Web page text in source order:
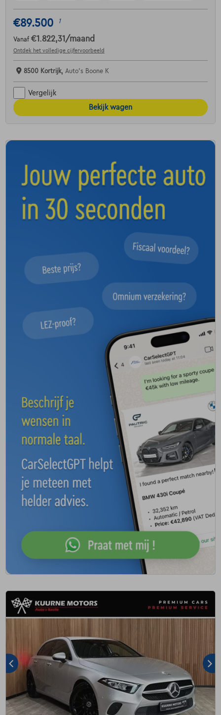
€89.500 1
Vanaf €1.822,31 /maand
Ontdek het volledige cijfervoorbeeld
8500 Kortrijk, Auto's Boone K
Vergelijk
Bekijk wagen